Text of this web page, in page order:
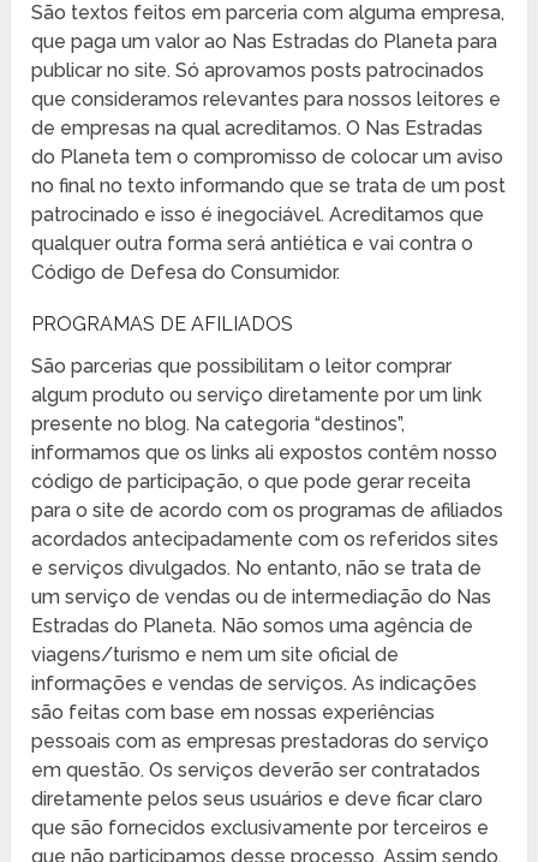
São textos feitos em parceria com alguma empresa,
que paga um valor ao Nas Estradas do Planeta para
publicar no site. Só aprovamos posts patrocinados
que consideramos relevantes para nossos leitores e
de empresas na qual acreditamos. O Nas Estradas
do Planeta tem o compromisso de colocar um aviso
no final no texto informando que se trata de um post
patrocinado e isso é inegociável. Acreditamos que
qualquer outra forma será antiética e vai contra o
Código de Defesa do Consumidor.
PROGRAMAS DE AFILIADOS
São parcerias que possibilitam o leitor comprar
algum produto ou serviço diretamente por um link
presente no blog. Na categoria “destinos”,
informamos que os links ali expostos contêm nosso
código de participação, o que pode gerar receita
para o site de acordo com os programas de afiliados
acordados antecipadamente com os referidos sites
e serviços divulgados. No entanto, não se trata de
um serviço de vendas ou de intermediação do Nas
Estradas do Planeta. Não somos uma agência de
viagens/turismo e nem um site oficial de
informações e vendas de serviços. As indicações
são feitas com base em nossas experiências
pessoais com as empresas prestadoras do serviço
em questão. Os serviços deverão ser contratados
diretamente pelos seus usuários e deve ficar claro
que são fornecidos exclusivamente por terceiros e
que não participamos desse processo. Assim sendo,